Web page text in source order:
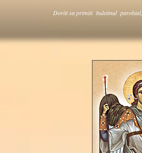
Doriti sa primiti buletinul